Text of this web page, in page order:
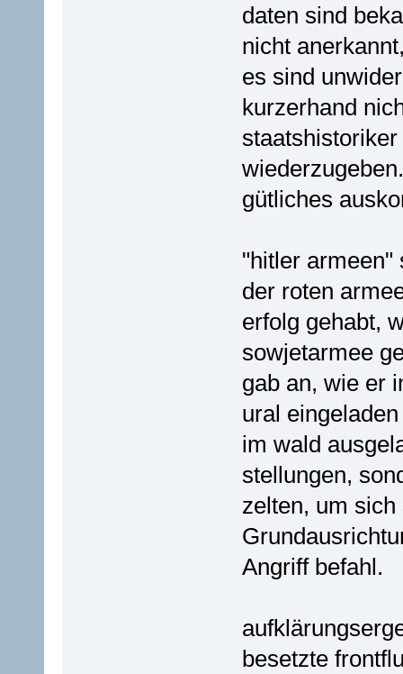
daten sind
nicht
es sind
kurzerhand
gütliches
"hitler armeen"
der roten
erfolg gehabt,
sowjetarmee
gab an, wie er
ural
im wald
stellungen,
zelten, um
Angriff befahl.
besetzte